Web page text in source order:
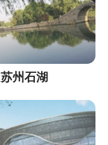
苏州石湖